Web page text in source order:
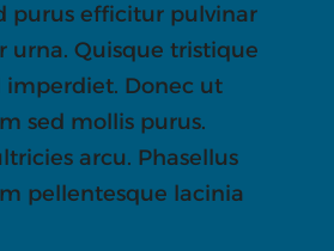
purus efficitur pulvinar
urna. Quisque tristique
imperdiet. Donec ut
sed mollis purus.
arcu. Phasellus
pellentesque lacinia